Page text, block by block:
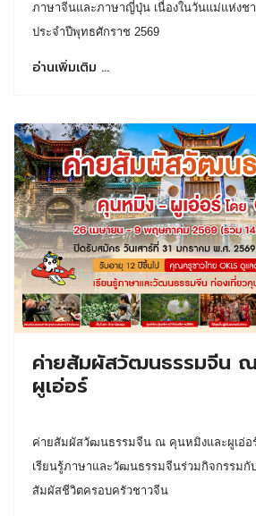
ภาษาจีนและภาษาญี่ปุ่น เนื่องในวันแม่แห่งช
ประจำปีพุทธศักราช 2569
อ่านเพิ่มเติม …
ค่ายสัมผัสวัฒนธรรมจีน
ผูเอ่อร์
ค่ายสัมผัสวัฒนธรรมจีน ณ คุนหมิงและผูเอ่อ
เรียนรู้ภาษาและวัฒนธรรมจีนร่วมกิจกรรมกั
สัมผัสชีวิตครอบครัวชาวจีน